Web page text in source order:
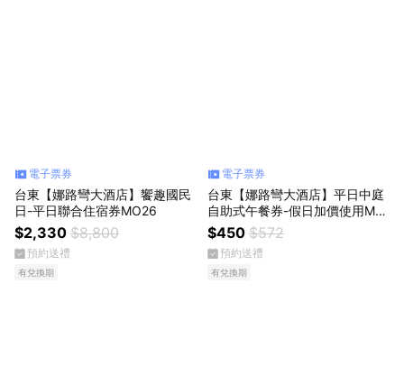
電子票券
台東【娜路彎大酒店】饗趣國民
日-平日聯合住宿券MO26
$2,330 $8,800
預約送禮
有兌換期
電子票券
台東【娜路彎大酒店】平日中庭
自助式午餐券-假日加價使用MO
26
$450 $572
預約送禮
有兌換期